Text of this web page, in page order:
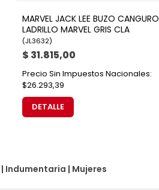
MARVEL JACK LEE BUZO CANGURO
LADRILLO MARVEL GRIS CLA
(JL3632)
$ 31.815,00
Precio Sin Impuestos Nacionales:
$26.293,39
DETALLE
| Indumentaria | Mujeres